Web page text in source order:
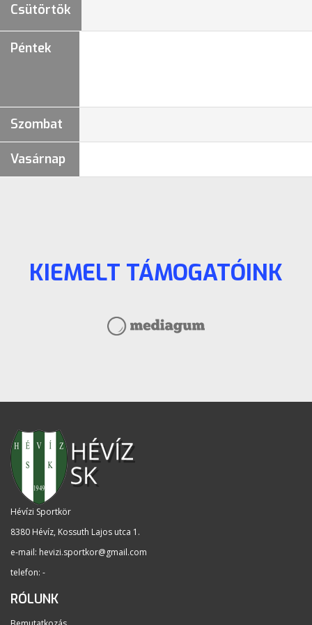
Csütörtök
Péntek
Szombat
Vasárnap
KIEMELT TÁMOGATÓINK
Hévízi Sportkör
8380 Hévíz, Kossuth Lajos utca 1 .
e-mail: hevizi.sportkor@gmail.com
telefon: -
RÓLUNK